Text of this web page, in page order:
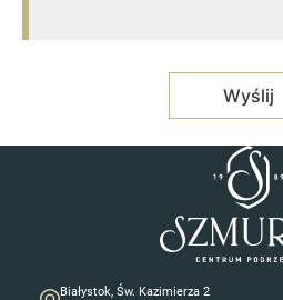
Białystok, Św. Kazimierza 2